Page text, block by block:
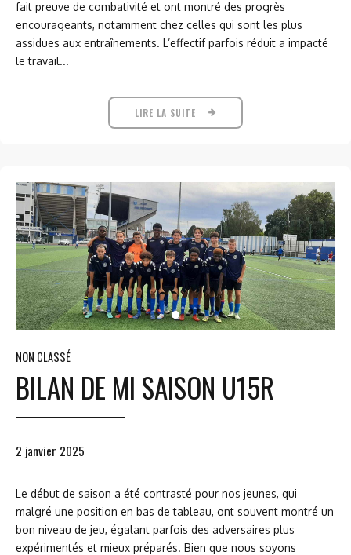
fait preuve de combativité et ont montré des progrès
encourageants, notamment chez celles qui sont les plus
assidues aux entraînements. L’effectif parfois réduit a impacté
le travail...
LIRE LA SUITE
NON CLASSÉ
BILAN DE MI SAISON U15R
2 janvier 2025
Le début de saison a été contrasté pour nos jeunes, qui
malgré une position en bas de tableau, ont souvent montré un
bon niveau de jeu, égalant parfois des adversaires plus
expérimentés et mieux préparés. Bien que nous soyons